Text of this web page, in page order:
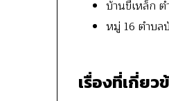
บ้านขี้เหล็ก ต
หมู่ 16 ตำบล
เรื่องที่เกี่ยว